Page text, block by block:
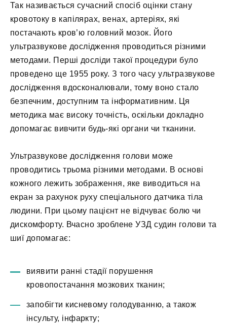
Так називається сучасний спосіб оцінки стану
кровотоку в капілярах, венах, артеріях, які
постачають кров’ю головний мозок. Його
ультразвукове дослідження проводиться різними
методами. Перші досліди такої процедури було
проведено ще 1955 року. З того часу ультразвукове
дослідження вдосконалювали, тому воно стало
безпечним, доступним та інформативним. Ця
методика має високу точність, оскільки докладно
допомагає вивчити будь-які органи чи тканини.
Ультразвукове дослідження голови може
проводитись трьома різними методами. В основі
кожного лежить зображення, яке виводиться на
екран за рахунок руху спеціального датчика тіла
людини. При цьому пацієнт не відчуває болю чи
дискомфорту. Вчасно зроблене УЗД судин голови та
шиї допомагає:
виявити ранні стадії порушення
кровопостачання мозкових тканин;
запобігти кисневому голодуванню, а також
інсульту, інфаркту;